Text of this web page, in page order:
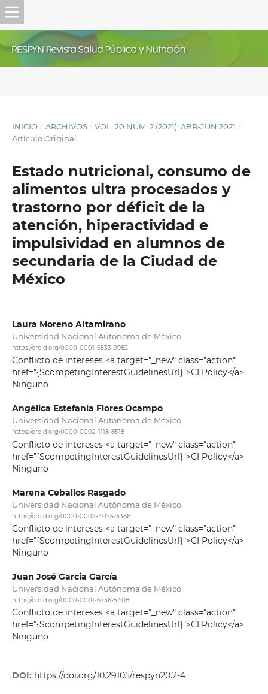
INICIO / ARCHIVOS / VOL. 20 NÚM. 2 (2021): ABR-JUN 2021 /
Artículo Original
Estado nutricional, consumo de
alimentos ultra procesados y
trastorno por déficit de la
atención, hiperactividad e
impulsividad en alumnos de
secundaria de la Ciudad de
México
Laura Moreno Altamirano
Universidad Nacional Autónoma de México
https://orcid.org/0000-0001-5533-9982
Conflicto de intereses <a target="_new" class="action"
href="{$competingInterestGuidelinesUrl}">CI Policy</a>
Ninguno
Angélica Estefanía Flores Ocampo
Universidad Nacional Autónoma de México
https://orcid.org/0000-0002-1118-8518
Conflicto de intereses <a target="_new" class="action"
href="{$competingInterestGuidelinesUrl}">CI Policy</a>
Ninguno
Marena Ceballos Rasgado
Universidad Nacional Autónoma de México
https://orcid.org/0000-0002-4075-5366
Conflicto de intereses <a target="_new" class="action"
href="{$competingInterestGuidelinesUrl}">CI Policy</a>
Ninguno
Juan José Garcia García
Universidad Nacional Autónoma de México
https://orcid.org/0000-0001-6736-5408
Conflicto de intereses <a target="_new" class="action"
href="{$competingInterestGuidelinesUrl}">CI Policy</a>
Ninguno
DOI: https://doi.org/10.29105/respyn20.2-4